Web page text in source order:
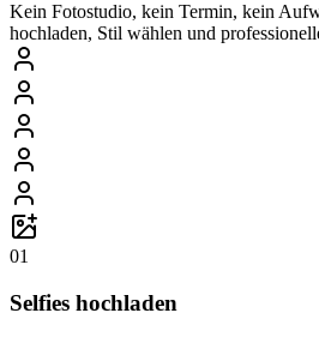
Kein Fotostudio, kein Termin, kein
hochladen, Stil wählen und
01
Selfies hochladen